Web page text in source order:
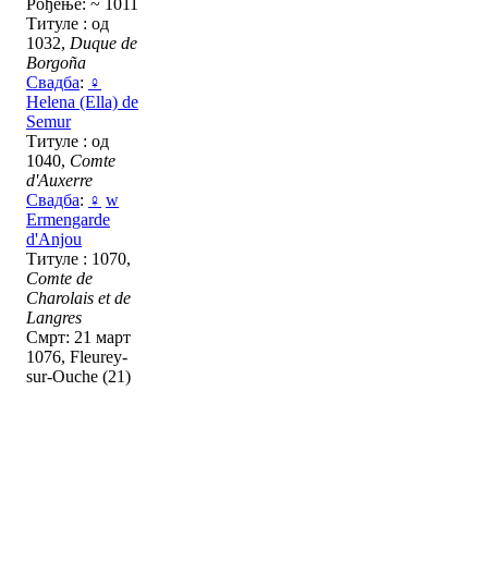
Рођење: ~ 1011
Титуле : од
1032, Duque de
Borgoña
Свадба: ♀
Helena (Ella) de
Semur
Титуле : од
1040, Comte
d'Auxerre
Свадба: ♀ w
Ermengarde
d'Anjou
Титуле : 1070,
Comte de
Charolais et de
Langres
Смрт: 21 март
1076, Fleurey-
sur-Ouche (21)